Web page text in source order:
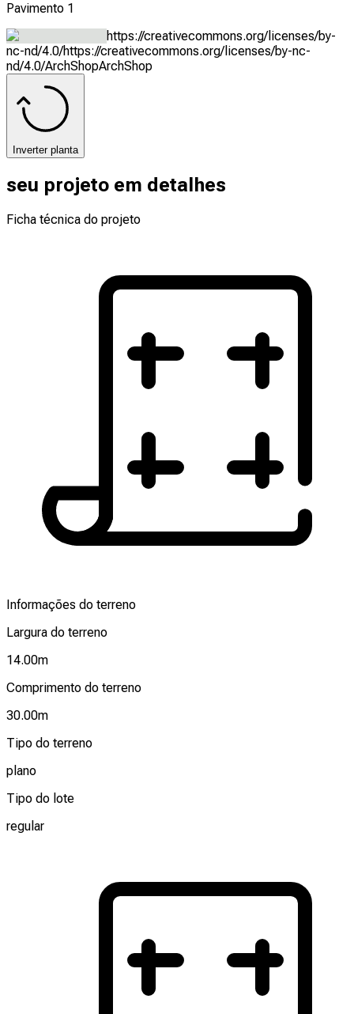
Pavimento 1
https://creativecommons.org/licenses/by-
nc-nd/4.0/https://creativecommons.org/licenses/by-nc-
nd/4.0/ArchShopArchShop
Inverter planta
seu projeto em detalhes
Ficha técnica do projeto
Informações do terreno
Largura do terreno
14.00m
Comprimento do terreno
30.00m
Tipo do terreno
plano
Tipo do lote
regular